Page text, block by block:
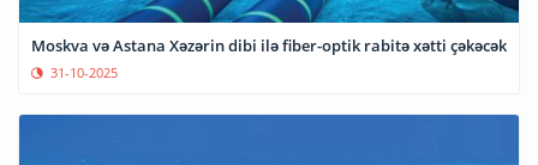
Moskva və Astana Xəzərin dibi ilə fiber-optik rabitə xətti çəkəcək
31-10-2025